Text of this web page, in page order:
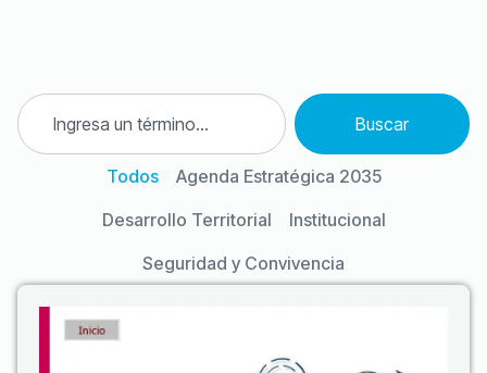
Buscar
Agenda Estratégica 2035
Desarrollo Territorial
Institucional
Seguridad y Convivencia
Todos